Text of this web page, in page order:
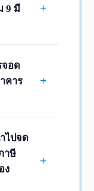
และค่า
9 มี
+
ป
พระราม 9
คนขึ้นไป
ความเร็ว
ญาระยะ
จอด
คาร
+
ตอร์และ
ส่วนสิทธิ์
สิทธิ์จอด
งเมตร
ม
ไปจด
าษี
ง
+